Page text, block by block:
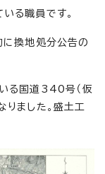
る職員です。
換地処分公告の
る国道340号（仮
ました。盛土工